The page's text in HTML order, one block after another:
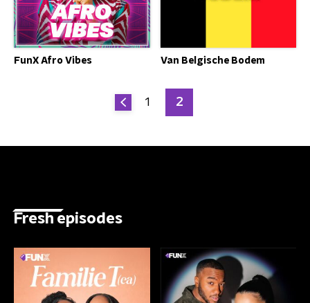
FunX Afro Vibes Van Belgische Bodem
1 2
Fresh episodes